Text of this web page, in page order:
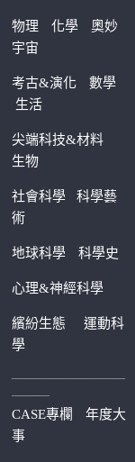
物理 化學
奧妙
宇宙
考古&演化
數學
生活
尖端科技&材料
生物
社會科學科學藝
術
地球科學 科學史
心理&神經科學
繽紛生態運動科
學
—————————
———
CASE專欄
年度大
事